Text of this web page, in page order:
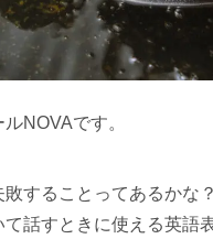
NOVAです。
することってあるかな？
話すときに使える英語